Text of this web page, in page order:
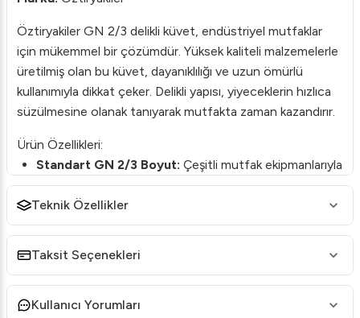
Öztiryakiler GN 2/3 delikli küvet, endüstriyel mutfaklar
için mükemmel bir çözümdür. Yüksek kaliteli malzemelerle
üretilmiş olan bu küvet, dayanıklılığı ve uzun ömürlü
kullanımıyla dikkat çeker. Delikli yapısı, yiyeceklerin hızlıca
süzülmesine olanak tanıyarak mutfakta zaman kazandırır.
Ürün Özellikleri:
Standart GN 2/3 Boyut: Çeşitli mutfak ekipmanlarıyla
uyumlu olması için tasarlanmıştır.
Delikli Tasarım:
yiyeceklerin hijyenik bir şekilde hazırlanmasına yardımcı
olur.
Kaliteli Malzeme:Paslanmaz çelik yapısı sayesinde
korozyona karşı direnir, uzun süre ilk günkü gibi kalır.
Teknik Özellikler
Taksit Seçenekleri
Kullanıcı Yorumları